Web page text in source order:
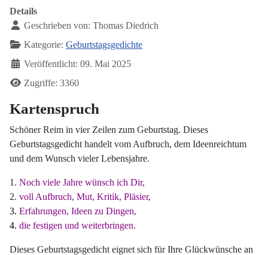
Details
Geschrieben von: Thomas Diedrich
Kategorie: Geburtstagsgedichte
Veröffentlicht: 09. Mai 2025
Zugriffe: 3360
Kartenspruch
Schöner Reim in vier Zeilen zum Geburtstag. Dieses
Geburtstagsgedicht handelt vom Aufbruch, dem Ideenreichtum
und dem Wunsch vieler Lebensjahre.
1. Noch viele Jahre wünsch ich Dir,
2. voll Aufbruch, Mut, Kritik, Pläsier,
3. Erfahrungen, Ideen zu Dingen,
4. die festigen und weiterbringen.
Dieses Geburtstagsgedicht eignet sich für Ihre Glückwünsche an